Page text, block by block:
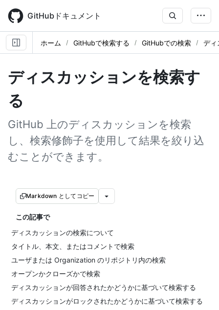
main
content
GitHubドキュメント
ホーム GitHubで検索する GitHubでの検索 ディ
ディスカッションを検索す
る
GitHub 上のディスカッションを検索
し、検索修飾子を使用して結果を絞り込
むことができます。
Markdown としてコピー
この記事で
ディスカッションの検索について
タイトル、本文、またはコメントで検索
ユーザまたは Organization のリポジトリ内の検索
オープンかクローズかで検索
ディスカッションが回答されたかどうかに基づいて検索する
ディスカッションがロックされたかどうかに基づいて検索する